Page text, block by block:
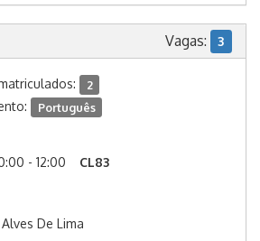
Vagas: 3
2
Português
- 12:00
CL83
De Lima